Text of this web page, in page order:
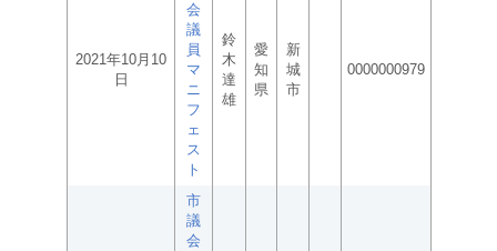
2021年10月10
日
会
議
員
マ
ニ
フ
ェ
ス
ト
鈴
木
達
雄
愛
知
県
新
城
市
0000000979
市
議
会